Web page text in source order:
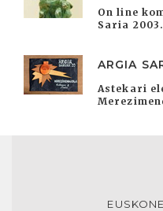
On line
Saria
ARGIA
Astekari